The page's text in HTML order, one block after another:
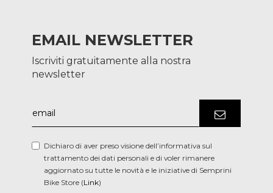
EMAIL NEWSLETTER
Iscriviti gratuitamente alla nostra
newsletter
Dichiaro di aver preso visione dell’informativa sul
trattamento dei dati personali e di voler rimanere
aggiornato su tutte le novità e le iniziative di Semprini
Bike Store (Link)